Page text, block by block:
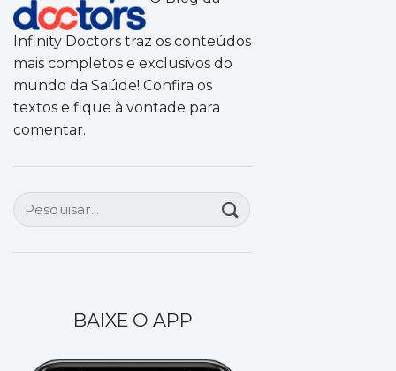
Infinity Doctors traz os conteúdos
mais completos e exclusivos do
mundo da Saúde! Confira os
textos e fique à vontade para
comentar.
BAIXE O APP